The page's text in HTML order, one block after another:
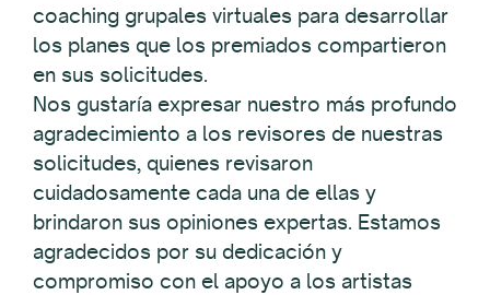
coaching grupales virtuales para desarrollar
los planes que los premiados compartieron
en sus solicitudes.
Nos gustaría expresar nuestro más profundo
agradecimiento a los revisores de nuestras
solicitudes, quienes revisaron
cuidadosamente cada una de ellas y
brindaron sus opiniones expertas. Estamos
agradecidos por su dedicación y
compromiso con el apoyo a los artistas